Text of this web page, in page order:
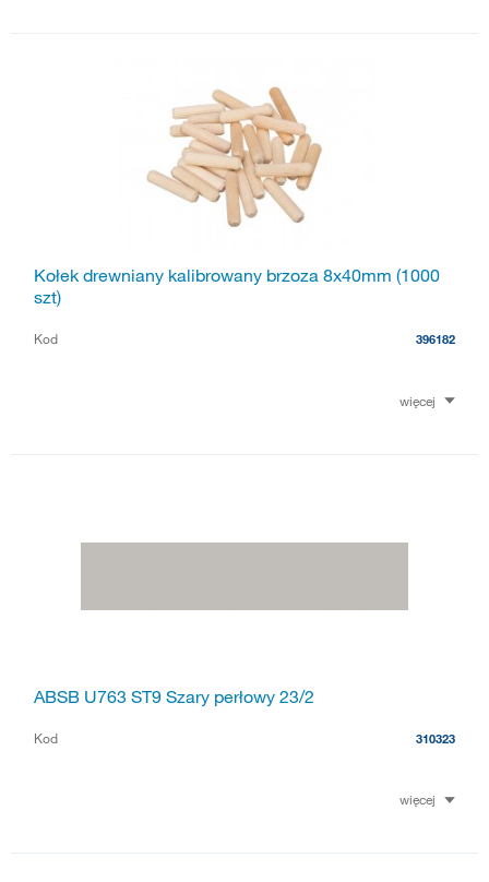
Kołek drewniany kalibrowany brzoza 8x40mm (1000
szt)
Kod 396182
więcej
ABSB U763 ST9 Szary perłowy 23/2
Kod 310323
więcej